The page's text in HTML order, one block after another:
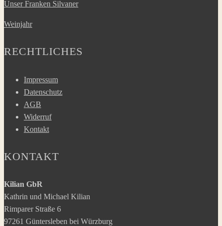
Unser Franken Silvaner
Weinjahr
RECHTLICHES
Impressum
Datenschutz
AGB
Widerruf
Kontakt
KONTAKT
Kilian GbR
Kathrin und Michael Kilian
Rimparer Straße 6
97261 Güntersleben bei Würzburg